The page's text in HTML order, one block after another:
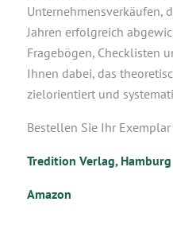
Unternehmensverkäufen,
Jahren erfolgreich
Fragebögen, Checklisten
Ihnen dabei, das
zielorientiert und
Bestellen Sie Ihr
Tredition Verlag, Hamburg
Amazon